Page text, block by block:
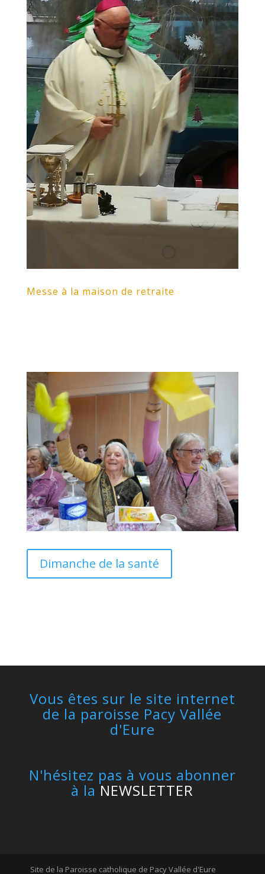
Messe à la maison de retraite
Dimanche de la santé
Vous êtes sur le site internet
de la paroisse Pacy Vallée
d'Eure
N'hésitez pas à vous abonner
à laNEWSLETTER
Site de la Paroisse catholique de Pacy Vallée d'Eure